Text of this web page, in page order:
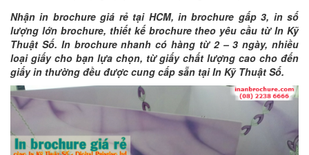
Nhận in brochure giá rẻ tại HCM, in brochure gấp 3, in số
lượng lớn brochure, thiết kế brochure theo yêu cầu từ In Kỹ
Thuật Số. In brochure nhanh có hàng từ 2 – 3 ngày, nhiều
loại giấy cho bạn lựa chọn, từ giấy chất lượng cao cho đến
giấy in thường đều được cung cấp sẵn tại In Kỹ Thuật Số.